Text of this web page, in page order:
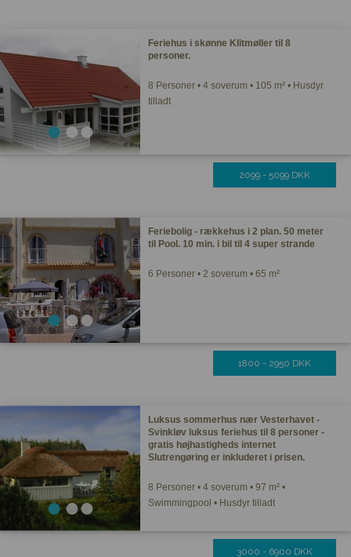
Feriehus i skønne Klitmøller til 8
personer.
8 Personer • 4 soverum • 105 m² • Husdyr
tilladt
2099 - 5099 DKK
Feriebolig - rækkehus i 2 plan. 50 meter
til Pool. 10 min. i bil til 4 super strande
6 Personer • 2 soverum • 65 m²
1800 - 2950 DKK
Luksus sommerhus nær Vesterhavet -
Svinkløv luksus feriehus til 8 personer -
gratis højhastigheds internet
Slutrengøring er inkluderet i prisen.
8 Personer • 4 soverum • 97 m² •
Swimmingpool • Husdyr tilladt
3000 - 6900 DKK